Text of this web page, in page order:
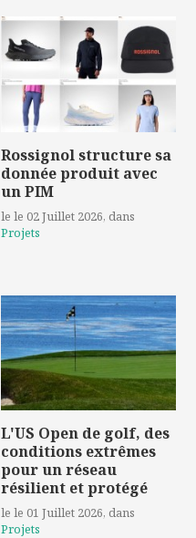
Rossignol structure sa
donnée produit avec
un PIM
le le 02 Juillet 2026, dans
Projets
L'US Open de golf, des
conditions extrêmes
pour un réseau
résilient et protégé
le le 01 Juillet 2026, dans
Projets